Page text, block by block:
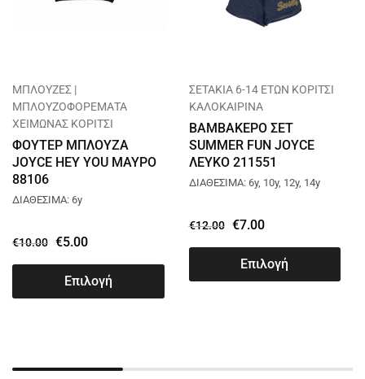
ΜΠΛΟΥΖΕΣ |
ΜΠΛΟΥΖΟΦΟΡΕΜΑΤΑ
ΧΕΙΜΩΝΑΣ ΚΟΡΙΤΣΙ
ΦΟΥΤΕΡ ΜΠΛΟΥΖΑ
JOYCE HEY YOU ΜΑΥΡΟ
88106
ΔΙΑΘΕΣΙΜΑ: 6y
€10.00 €5.00
Επιλογή
ΣΕΤΑΚΙΑ 6-14 ΕΤΩΝ ΚΟΡΙΤΣΙ
ΚΑΛΟΚΑΙΡΙΝΑ
ΒΑΜΒΑΚΕΡΟ ΣΕΤ
SUMMER FUN JOYCE
ΛΕΥΚΟ 211551
ΔΙΑΘΕΣΙΜΑ: 6y, 10y, 12y, 14y
€12.00 €7.00
Επιλογή